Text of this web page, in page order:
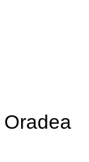
Oradea